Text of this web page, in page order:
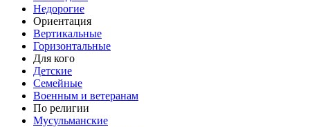
Недорогие
Ориентация
Вертикальные
Горизонтальные
Для кого
Детские
Семейные
Военным и ветеранам
По религии
Мусульманские